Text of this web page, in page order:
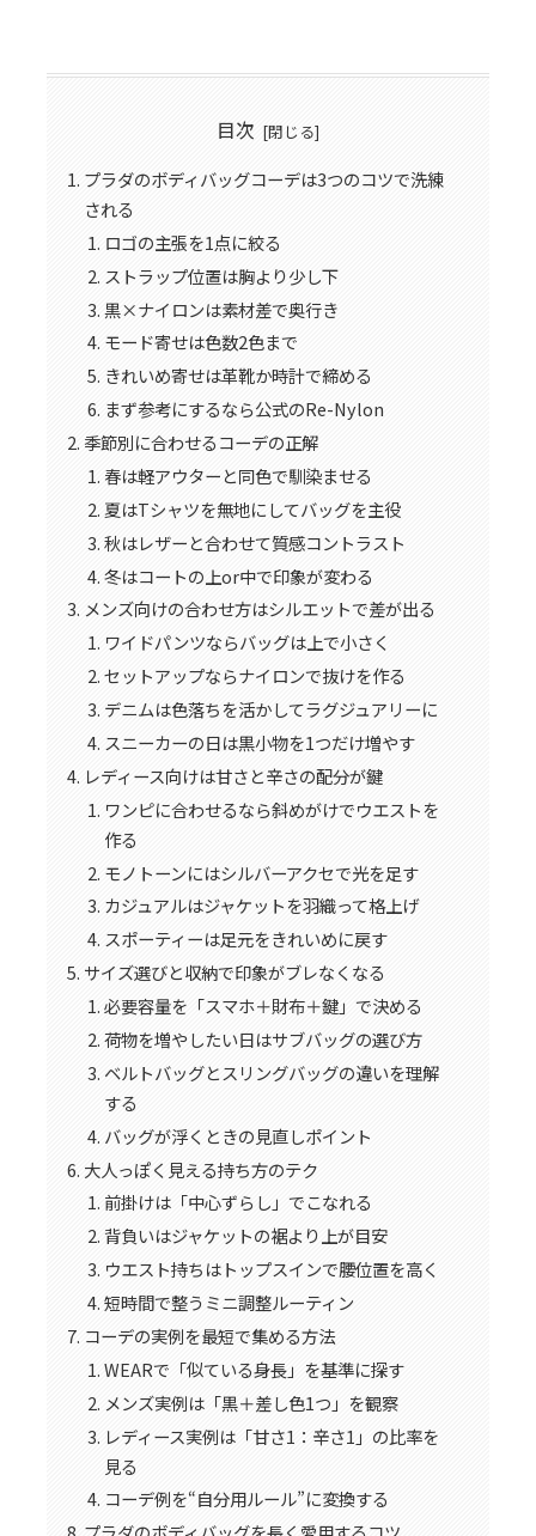
目次
プラダのボディバッグコーデは3つのコツで洗練
される
ロゴの主張を1点に絞る
ストラップ位置は胸より少し下
黒×ナイロンは素材差で奥行き
モード寄せは色数2色まで
きれいめ寄せは革靴か時計で締める
まず参考にするなら公式のRe-Nylon
季節別に合わせるコーデの正解
春は軽アウターと同色で馴染ませる
夏はTシャツを無地にしてバッグを主役
秋はレザーと合わせて質感コントラスト
冬はコートの上or中で印象が変わる
メンズ向けの合わせ方はシルエットで差が出る
ワイドパンツならバッグは上で小さく
セットアップならナイロンで抜けを作る
デニムは色落ちを活かしてラグジュアリーに
スニーカーの日は黒小物を1つだけ増やす
レディース向けは甘さと辛さの配分が鍵
ワンピに合わせるなら斜めがけでウエストを
作る
モノトーンにはシルバーアクセで光を足す
カジュアルはジャケットを羽織って格上げ
スポーティーは足元をきれいめに戻す
サイズ選びと収納で印象がブレなくなる
必要容量を「スマホ＋財布＋鍵」で決める
荷物を増やしたい日はサブバッグの選び方
ベルトバッグとスリングバッグの違いを理解
する
バッグが浮くときの見直しポイント
大人っぽく見える持ち方のテク
前掛けは「中心ずらし」でこなれる
背負いはジャケットの裾より上が目安
ウエスト持ちはトップスインで腰位置を高く
短時間で整うミニ調整ルーティン
コーデの実例を最短で集める方法
WEARで「似ている身長」を基準に探す
メンズ実例は「黒＋差し色1つ」を観察
レディース実例は「甘さ1：辛さ1」の比率を
見る
コーデ例を“自分用ルール”に変換する